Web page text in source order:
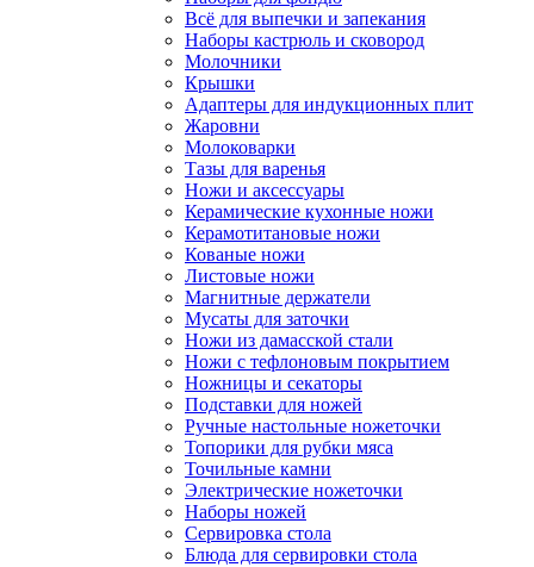
Всё для выпечки и запекания
Наборы кастрюль и сковород
Молочники
Крышки
Адаптеры для индукционных плит
Жаровни
Молоковарки
Тазы для варенья
Ножи и аксессуары
Керамические кухонные ножи
Керамотитановые ножи
Кованые ножи
Листовые ножи
Магнитные держатели
Мусаты для заточки
Ножи из дамасской стали
Ножи с тефлоновым покрытием
Ножницы и секаторы
Подставки для ножей
Ручные настольные ножеточки
Топорики для рубки мяса
Точильные камни
Электрические ножеточки
Наборы ножей
Сервировка стола
Блюда для сервировки стола